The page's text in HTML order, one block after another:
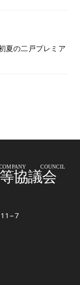
夏の二戸プレミア
COUNCIL
協議会